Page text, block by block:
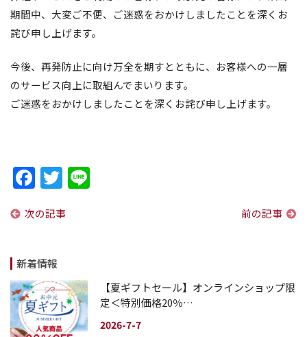
期間中、大変ご不便、ご迷惑をおかけしましたことを深くお
詫び申し上げます。
今後、再発防止に向け万全を期すとともに、お客様への一層
のサービス向上に取組んでまいります。
ご迷惑をおかけしましたことを深くお詫び申し上げます。
Facebook
Twitter
前の記事
次の記事
新着情報
【夏ギフトセール】オンラインショップ限
定＜特別価格20％…
2026-7-7